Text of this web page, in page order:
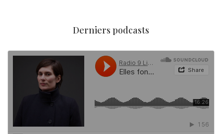
Derniers podcasts